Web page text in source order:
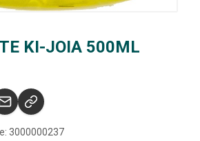
KI-JOIA 500ML
3000000237